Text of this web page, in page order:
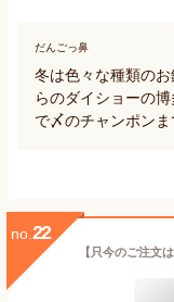
だんごっ鼻
冬は色々な種類の
らのダイショーの
で〆のチャンポンま
no. 22